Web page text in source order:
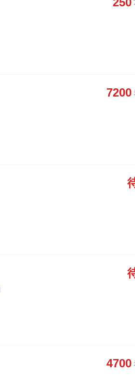
7200
4700